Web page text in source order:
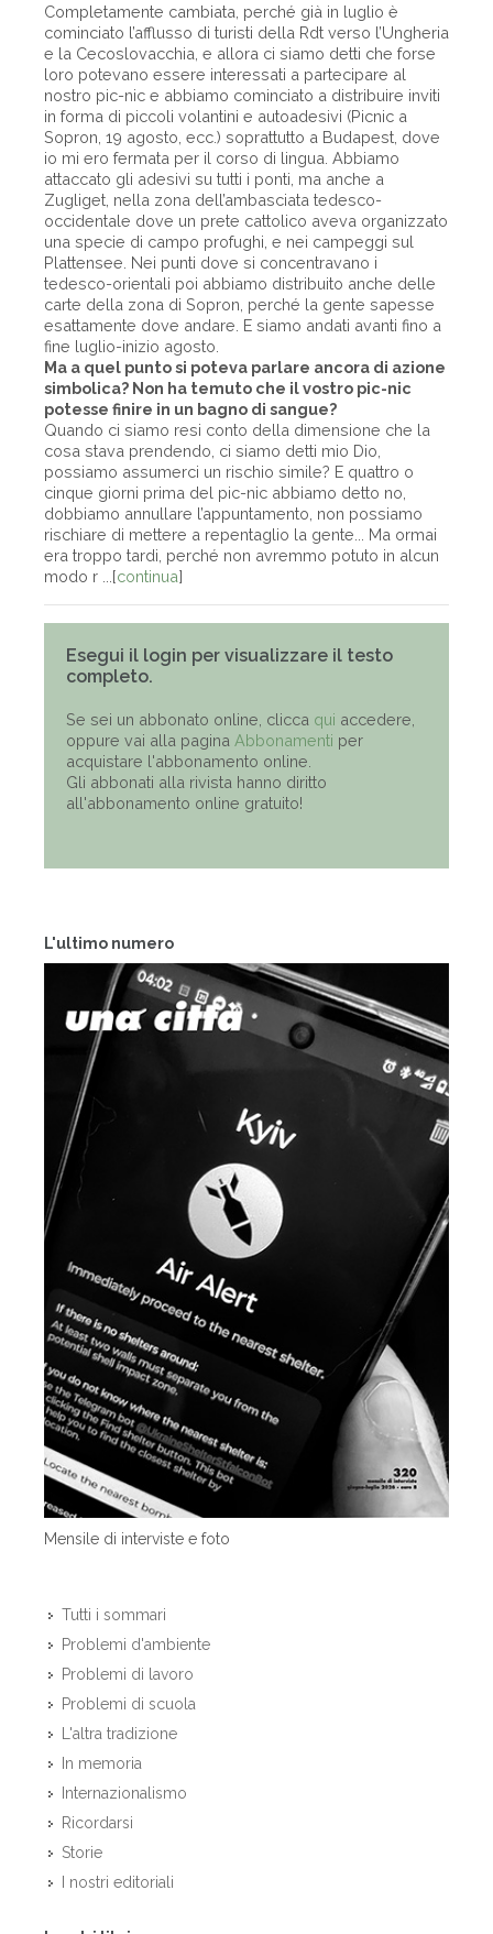
L'ultimo numero
Mensile di interviste e foto
Tutti i sommari
Problemi d'ambiente
Problemi di lavoro
Problemi di scuola
L'altra tradizione
In memoria
Internazionalismo
Ricordarsi
Storie
I nostri editoriali
Completamente cambiata, perché già in luglio è
cominciato l’afflusso di turisti della Rdt verso l’Ungheria
e la Cecoslovacchia, e allora ci siamo detti che forse
loro potevano essere interessati a partecipare al
nostro pic-nic e abbiamo cominciato a distribuire inviti
in forma di piccoli volantini e autoadesivi (Picnic a
Sopron, 19 agosto, ecc.) soprattutto a Budapest, dove
io mi ero fermata per il corso di lingua. Abbiamo
attaccato gli adesivi su tutti i ponti, ma anche a
Zugliget, nella zona dell’ambasciata tedesco-
occidentale dove un prete cattolico aveva organizzato
una specie di campo profughi, e nei campeggi sul
Plattensee. Nei punti dove si concentravano i
tedesco-orientali poi abbiamo distribuito anche delle
carte della zona di Sopron, perché la gente sapesse
esattamente dove andare. E siamo andati avanti fino a
fine luglio-inizio agosto.
Ma a quel punto si poteva parlare ancora di azione
simbolica? Non ha temuto che il vostro pic-nic
potesse finire in un bagno di sangue?
Quando ci siamo resi conto della dimensione che la
cosa stava prendendo, ci siamo detti mio Dio,
possiamo assumerci un rischio simile? E quattro o
cinque giorni prima del pic-nic abbiamo detto no,
dobbiamo annullare l’appuntamento, non possiamo
rischiare di mettere a repentaglio la gente... Ma ormai
era troppo tardi, perché non avremmo potuto in alcun
modo r ...[continua]
Esegui il login per visualizzare il testo
completo.
Se sei un abbonato online, clicca qui accedere,
oppure vai alla pagina Abbonamenti per
acquistare l'abbonamento online.
Gli abbonati alla rivista hanno diritto
all'abbonamento online gratuito!